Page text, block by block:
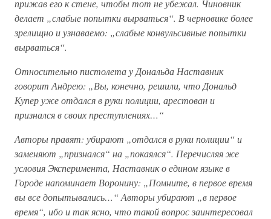
прижав его к стене, чтобы тот не убежал. Чиновник
делает „слабые попытки вырваться“. В черновике более
зрелищно и узнаваемо: „слабые конвульсивные попытки
вырваться“.
Относительно пистолета у Дональда Наставник
говорит Андрею: „Вы, конечно, решили, что Дональд
Купер уже отдался в руки полиции, арестован и
признался в своих преступлениях…“
Авторы правят: убирают „отдался в руки полиции“ и
заменяют „признался“ на „покаялся“. Перечисляя же
условия Эксперимента, Наставник о едином языке в
Городе напоминает Воронину: „Помните, в первое время
вы все допытывались…“ Авторы убирают „в первое
время“, ибо и так ясно, что такой вопрос заинтересовал